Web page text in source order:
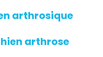
arthrosique
arthrose